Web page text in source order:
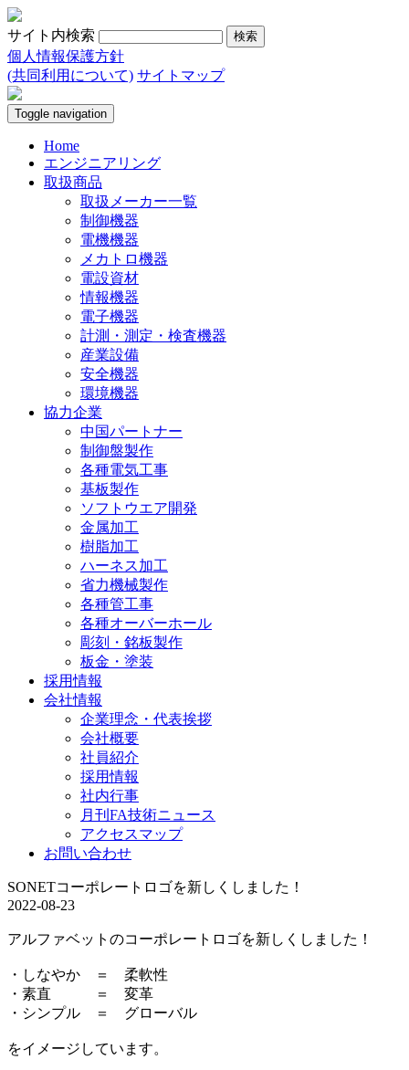
サイト内検索
個人情報保護方針
(共同利用について) サイトマップ
Toggle navigation
Home
エンジニアリング
取扱商品
取扱メーカー一覧
制御機器
電機機器
メカトロ機器
電設資材
情報機器
電子機器
計測・測定・検査機器
産業設備
安全機器
環境機器
協力企業
中国パートナー
制御盤製作
各種電気工事
基板製作
ソフトウエア開発
金属加工
樹脂加工
ハーネス加工
省力機械製作
各種管工事
各種オーバーホール
彫刻・銘板製作
板金・塗装
採用情報
会社情報
企業理念・代表挨拶
会社概要
社員紹介
採用情報
社内行事
月刊FA技術ニュース
アクセスマップ
お問い合わせ
SONETコーポレートロゴを新しくしました！
2022-08-23
アルファベットのコーポレートロゴを新しくしました！
・しなやか ＝ 柔軟性
・素直 ＝ 変革
・シンプル ＝ グローバル
をイメージしています。